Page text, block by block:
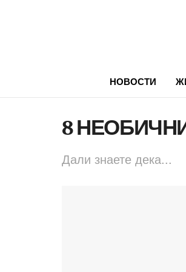
НОВОСТИ
8
Дали знаете дека...